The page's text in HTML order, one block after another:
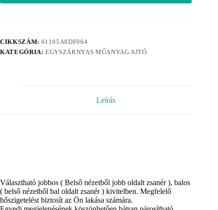
CIKKSZÁM: 61195A8DF064
KATEGÓRIA:EGYSZÁRNYAS MŰANYAG AJTÓ
Leírás
Választható jobbos ( Belső nézetből jobb oldalt zsanér ), balos
( belső nézetből bal oldalt zsanér ) kivitelben. Megfelelő
hőszigetelést biztosít az Ön lakása számára.